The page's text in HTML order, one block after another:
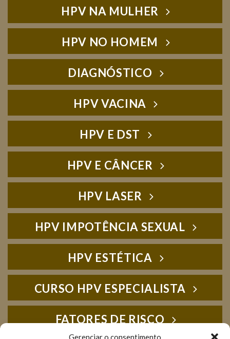
HPV NA MULHER
HPV NO HOMEM
DIAGNÓSTICO
HPV VACINA
HPV E DST
HPV E CÂNCER
HPV LASER
HPV IMPOTÊNCIA SEXUAL
HPV ESTÉTICA
CURSO HPV ESPECIALISTA
FATORES DE RISCO